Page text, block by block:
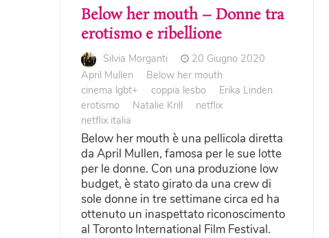
Below her mouth – Donne tra
erotismo e ribellione
Silvia Morganti
20 Giugno 2020
April Mullen
Below her mouth
cinema lgbt+
coppia lesbo
Erika Linden
erotismo
Natalie Krill
netflix
netflix italia
Below her mouth è una pellicola diretta
da April Mullen, famosa per le sue lotte
per le donne. Con una produzione low
budget, è stato girato da una crew di
sole donne in tre settimane circa ed ha
ottenuto un inaspettato riconoscimento
al Toronto International Film Festival.